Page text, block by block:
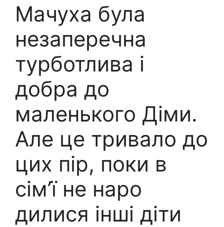
Мачуха була
незаперечна
турботлива і
добра до
маленького Діми.
Але це тривало до
цих пір, поки в
сім’ї не наро
дилися інші діти